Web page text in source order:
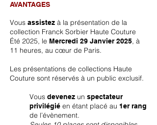
AVANTAGES
Vous assistez à la présentation de la
collection Franck Sorbier Haute Couture
Été 2025, le Mercredi 29 Janvier 2025, à
11 heures, au cœur de Paris.
Les présentations de collections Haute
Couture sont réservés à un public exclusif.
Vous devenez un spectateur
privilégié en étant placé au 1er rang
de l’évènement.